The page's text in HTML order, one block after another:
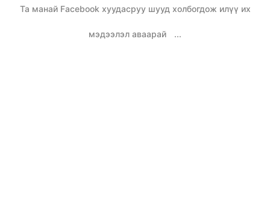
Та манай Facebook хуудасруу шууд холбогдож илүү их
мэдээлэл аваарай ...